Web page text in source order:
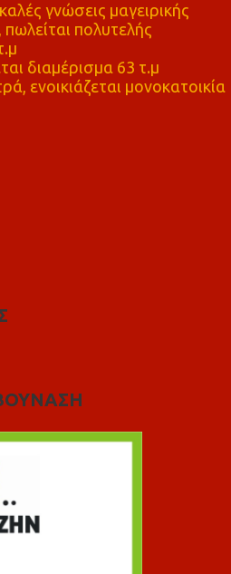
γνώσεις μαγειρικής
πολυτελής
διαμέρισμα 63 τ.μ
ενοικιάζεται μονοκατοικία